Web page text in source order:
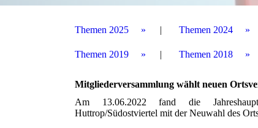
Themen 2025 Themen 2024
Themen 2019 Themen 2018
Mitgliederversammlung wählt neuen
Am 13.06.2022 fand die
Huttrop/Südostviertel mit der Neuwahl des